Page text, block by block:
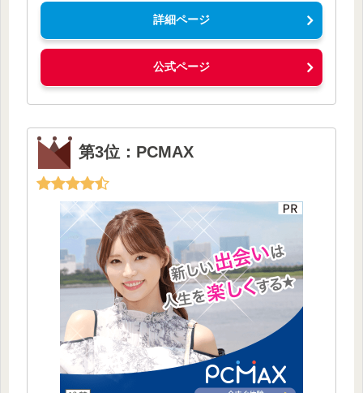
詳細ページ
公式ページ
第3位：PCMAX